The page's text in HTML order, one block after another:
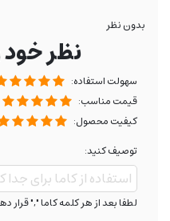
بدون نظر
نظر خود
سهولت استفاده:
قیمت مناسب:
کیفیت محصول:
توصیف کنید:
لطفا بعد از هر کلمه کاما "," قرار